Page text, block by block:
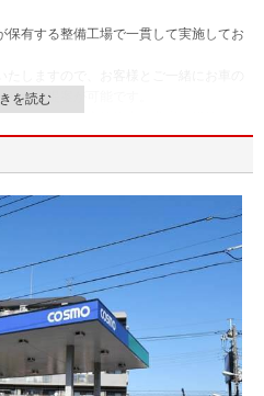
保有する整備工場で一貫して実施してお
せたご提案が可能です。
有しており、高技術力と豊富な経験がご
お任せください。
リン、軽油、灯油等）はもちろん、エン